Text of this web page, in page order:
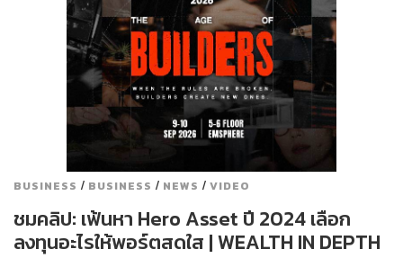
BUSINESS / BUSINESS / NEWS / VIDEO
ชมคลิป: เฟ้นหา Hero Asset ปี 2024 เลือก
ลงทุนอะไรให้พอร์ตสดใส | WEALTH IN DEPTH